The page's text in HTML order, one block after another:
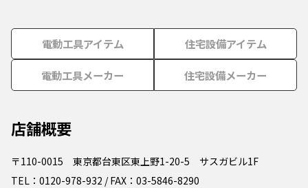
電動工具アイテム 住宅設備アイテム
電動工具メーカー 住宅設備メーカー
店舗概要
〒110-0015 東京都台東区東上野1-20-5 サスガビル1F
TEL：0120-978-932 / FAX：03-5846-8290